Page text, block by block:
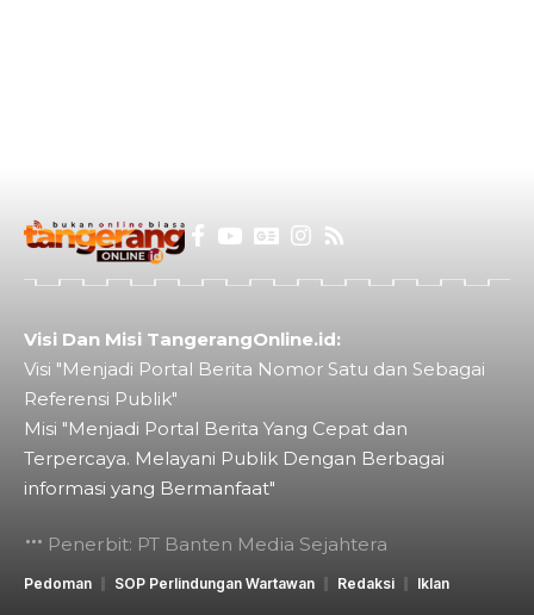
Visi Dan Misi TangerangOnline.id:
Visi "Menjadi Portal Berita Nomor Satu dan Sebagai
Referensi Publik"
Misi "Menjadi Portal Berita Yang Cepat dan
Terpercaya. Melayani Publik Dengan Berbagai
informasi yang Bermanfaat"
Penerbit: PT Banten Media Sejahtera
Pedoman SOP Perlindungan Wartawan Redaksi Iklan